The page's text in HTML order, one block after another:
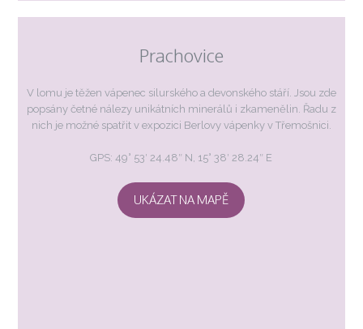
Prachovice
V lomu je těžen vápenec silurského a devonského stáří. Jsou zde
popsány četné nálezy unikátních minerálů i zkamenělin. Řadu z
nich je možné spatřit v expozici Berlovy vápenky v Třemošnici.
GPS: 49° 53′ 24.48″ N, 15° 38′ 28.24″ E
UKÁZAT NA MAPĚ